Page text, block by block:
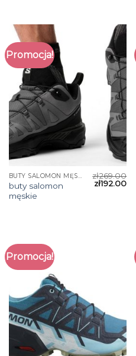
Promocja!
buty salomon
męskie
zł269.00
zł192.00
Promocja!